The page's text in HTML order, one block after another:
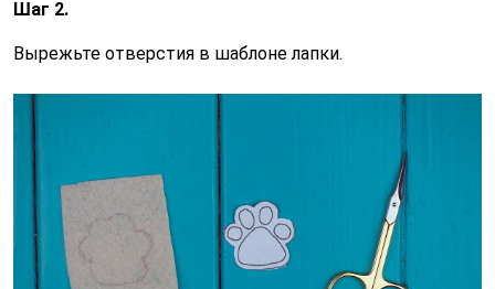
Шаг 2.
Вырежьте отверстия в шаблоне лапки.